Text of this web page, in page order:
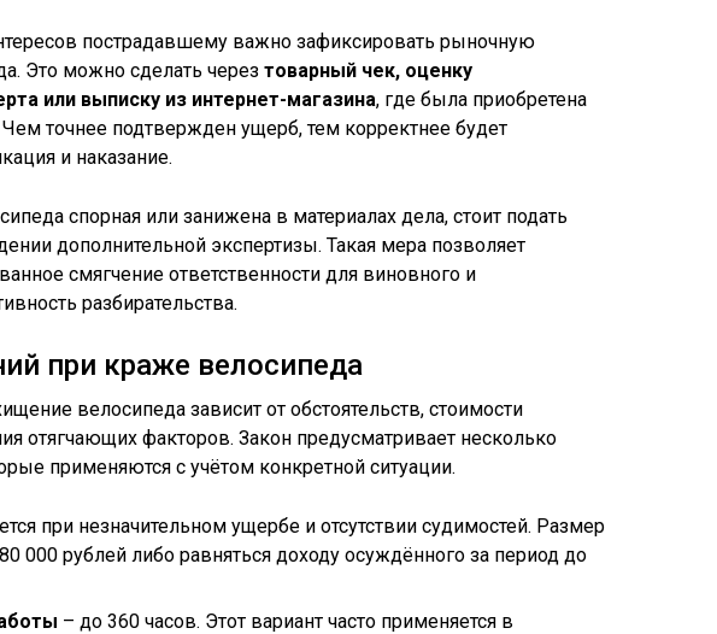
пострадавшему важно зафиксировать рыночную
Это можно сделать через товарный чек, оценку
или выписку из интернет-магазина, где была приобретена
точнее подтвержден ущерб, тем корректнее будет
и наказание.
спорная или занижена в материалах дела, стоит подать
дополнительной экспертизы. Такая мера позволяет
смягчение ответственности для виновного и
разбирательства.
при краже велосипеда
велосипеда зависит от обстоятельств, стоимости
отягчающих факторов. Закон предусматривает несколько
применяются с учётом конкретной ситуации.
при незначительном ущербе и отсутствии судимостей. Размер
000 рублей либо равняться доходу осуждённого за период до
– до 360 часов. Этот вариант часто применяется в